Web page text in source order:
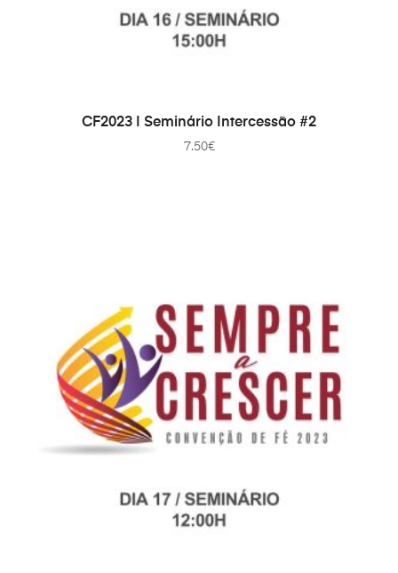
ДОДАТИ В КОШИК
CF2023 | Seminário Intercessão #2
7.50€